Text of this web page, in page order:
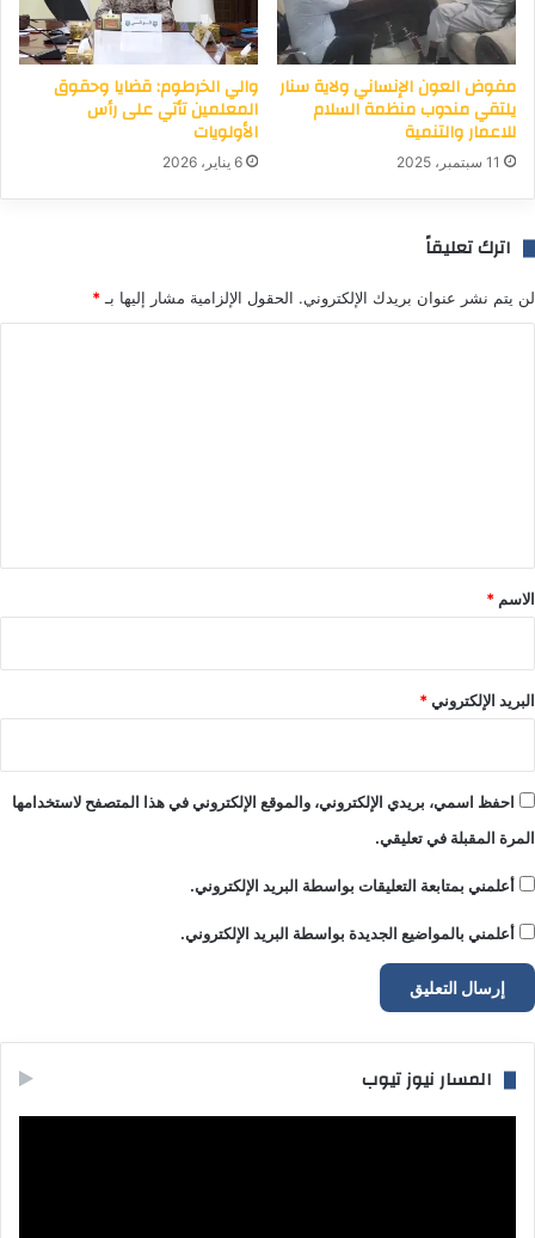
مفوض العون الإنساني ولاية سنار
يلتقي مندوب منظمة السلام
للاعمار والتنمية
11 سبتمبر، 2025
والي الخرطوم: قضايا وحقوق
المعلمين تأتي على رأس
الأولويات
6 يناير، 2026
اترك تعليقاً
لن يتم نشر عنوان بريدك الإلكتروني. الحقول الإلزامية مشار إليها بـ *
*
الاسم *
البريد الإلكتروني*
احفظ اسمي، بريدي الإلكتروني، والموقع الإلكتروني في هذا المتصفح لاستخدامها
المرة المقبلة في تعليقي.
أعلمني بمتابعة التعليقات بواسطة البريد الإلكتروني.
أعلمني بالمواضيع الجديدة بواسطة البريد الإلكتروني.
المسار نيوز تيوب